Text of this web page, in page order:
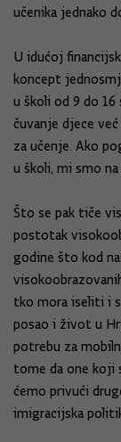
učenika jednako
U idućoj
koncept
u školi od 9 do
čuvanje djece
za učenje. Ako
u školi, mi smo
Što se pak tiče
postotak
godine što kod
tko mora iseliti i
posao i život u
potrebu za
tome da one koji
ćemo privući
imigracijska